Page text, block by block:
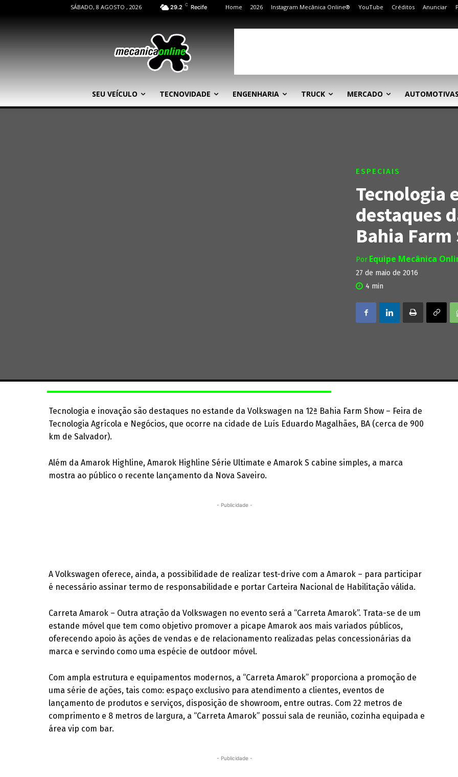
SÁBADO, 8 AGOSTO , 2026 29.2 C Recife Home 2026 Instagram Mecânica Online® YouTube Créditos Anunciar
SEU VEÍCULO TECNOVIDADE ENGENHARIA TRUCK MERCADO AUTOMOTIVAS
ESPECIAIS
Tecnologia
destaques
Bahia Farm
Por Equipe Mecânica
27 de maio de 2016
4 min
Tecnologia e inovação são destaques no estande da Volkswagen na 12ª Bahia Farm Show – Feira de
Tecnologia Agrícola e Negócios, que ocorre na cidade de Luís Eduardo Magalhães, BA (cerca de 900
km de Salvador).
Além da Amarok Highline, Amarok Highline Série Ultimate e Amarok S cabine simples, a marca
mostra ao público o recente lançamento da Nova Saveiro.
- Publicidade -
A Volkswagen oferece, ainda, a possibilidade de realizar test-drive com a Amarok – para participar
é necessário assinar termo de responsabilidade e portar Carteira Nacional de Habilitação válida.
Carreta Amarok – Outra atração da Volkswagen no evento será a “Carreta Amarok”. Trata-se de um
estande móvel que tem como objetivo promover a picape Amarok aos mais variados públicos,
oferecendo apoio às ações de vendas e de relacionamento realizadas pelas concessionárias da
marca e servindo como uma espécie de outdoor móvel.
Com ampla estrutura e equipamentos modernos, a “Carreta Amarok” proporciona a promoção de
uma série de ações, tais como: espaço exclusivo para atendimento a clientes, eventos de
lançamento de produtos e serviços, disposição de showroom, entre outras. Com 22 metros de
comprimento e 8 metros de largura, a “Carreta Amarok” possui sala de reunião, cozinha equipada e
área vip com bar.
- Publicidade -